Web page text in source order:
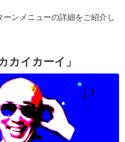
ンメニューの詳細をご紹介し
カイカーイ」